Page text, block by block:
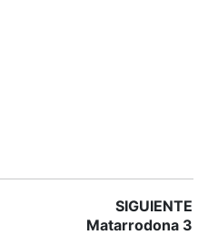
SIGUIENTE
Matarrodona 3